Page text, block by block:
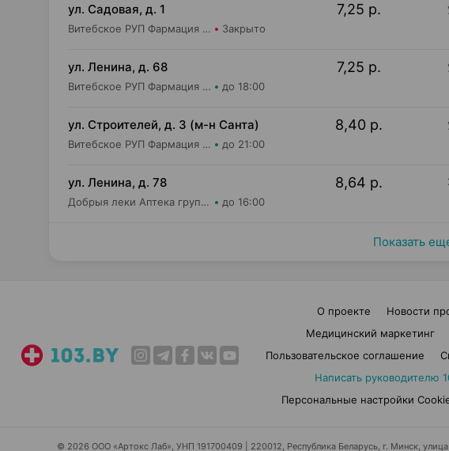
ул. Садовая, д. 1
Витебское РУП Фармация Аптека №190 Закрыто
7,25 р.
ул. Ленина, д. 68
Витебское РУП Фармация Центральная районная аптека №16 до 18:00
7,25 р.
ул. Строителей, д. 3 (м-н Санта)
Витебское РУП Фармация Аптека №405 до 21:00
8,40 р.
ул. Ленина, д. 78
Добрыя леки Аптека групп Север ЗАО Аптека №31 до 16:00
8,64 р.
Показать
О проекте Новости
Медицинский маркетинг
Пользовательское соглашение
Написать руководителю
Персональные настройки
© 2026 ООО «Артокс Лаб», УНП 191700409 | 220012, Республика Беларусь, г. Минск,